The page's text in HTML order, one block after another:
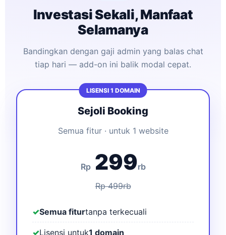
Investasi Sekali, Manfaat
Selamanya
Bandingkan dengan gaji admin yang balas chat
tiap hari — add-on ini balik modal cepat.
LISENSI 1 DOMAIN
Sejoli Booking
Semua fitur · untuk 1 website
Rp299rb
Rp 499rb
✓Semua fiturtanpa terkecuali
✓Lisensi untuk1 domain